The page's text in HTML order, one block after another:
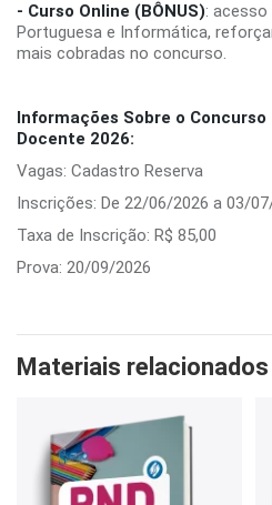
- Curso Online (BÔNUS): acesso
Portuguesa e Informática,
mais cobradas no concurso.
Informações Sobre o Concurso
Docente 2026:
Vagas: Cadastro Reserva
Inscrições: De 22/06/2026 a 03/
Taxa de Inscrição: R$ 85,00
Prova: 20/09/2026
Materiais relacionados